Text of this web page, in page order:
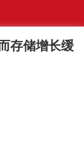
存储增长缓